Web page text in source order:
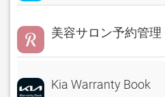
美容サロン予約管
Kia Warranty Book